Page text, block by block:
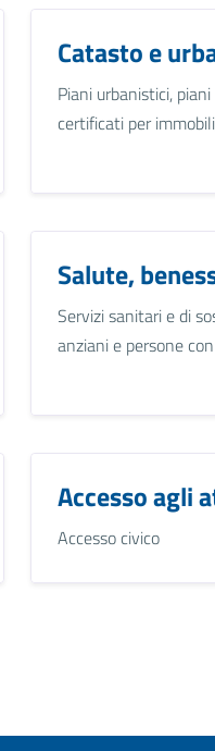
Catasto e
Piani urbanistici,
certificati per
Salute,
Servizi sanitari e di
anziani e persone
Accesso agli
Accesso civico